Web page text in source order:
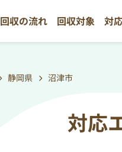
回収の流れ 回収対象 対
静岡県 沼津市
対応